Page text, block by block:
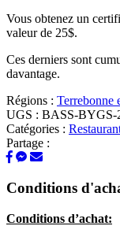
Vous obtenez un
valeur de 25$.
Ces derniers sont
davantage.
Régions : Terrebonne
UGS : BASS-BYGS-
Catégories :
Partage :
Conditions
Conditions d’achat: